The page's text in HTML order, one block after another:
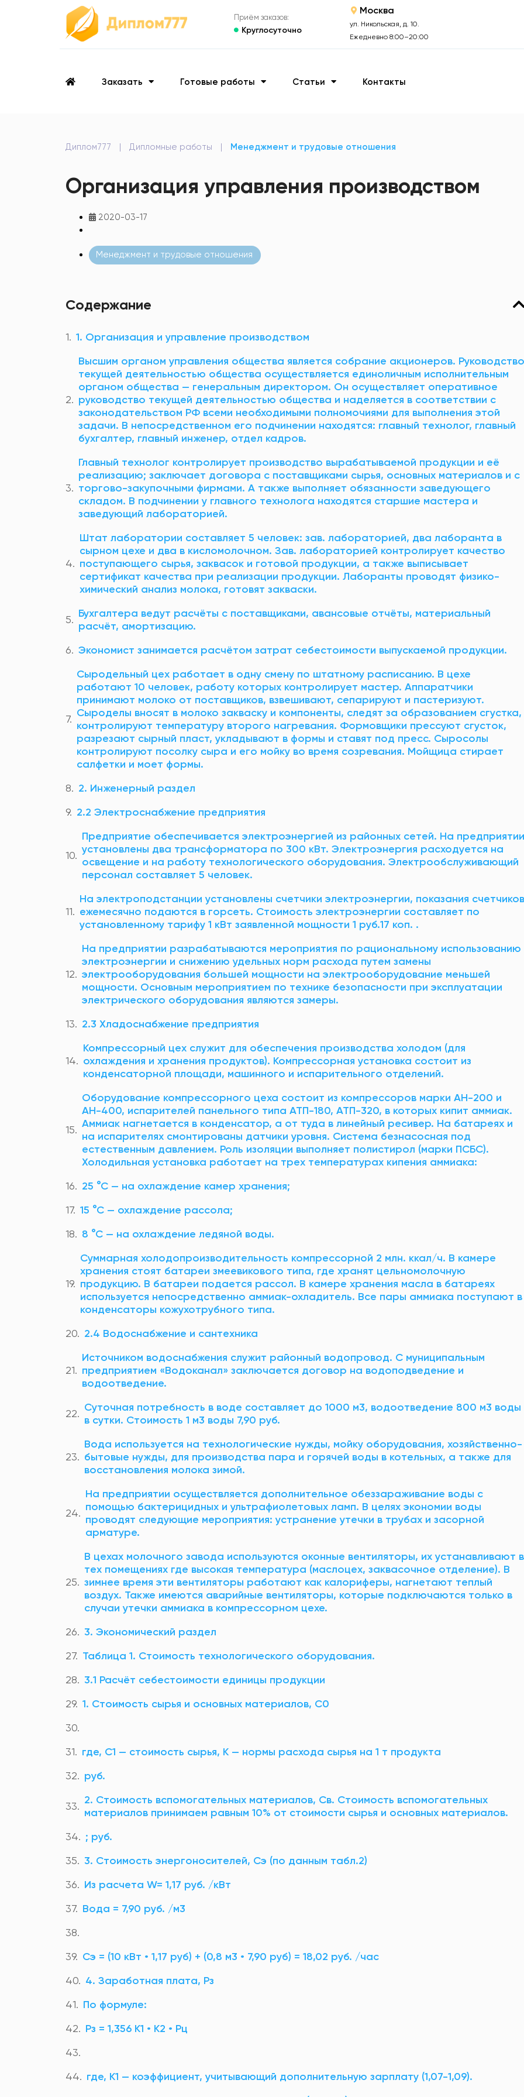
Приём заказов:
Круглосуточно
Москва
ул. Никольская, д. 10.
Ежедневно 8:00–20:00
Заказать Готовые работы Статьи Контакты
Диплом777 | Дипломные работы | Менеджмент и трудовые отношения
Организация управления производством
2020-03-17
Менеджмент и трудовые отношения
Содержание
1. Организация и управление производством
Высшим органом управления общества является собрание акционеров. Руководство
текущей деятельностью общества осуществляется единоличным исполнительным
органом общества — генеральным директором. Он осуществляет оперативное
руководство текущей деятельностью общества и наделяется в соответствии с
законодательством РФ всеми необходимыми полномочиями для выполнения этой
задачи. В непосредственном его подчинении находятся: главный технолог, главный
бухгалтер, главный инженер, отдел кадров.
Главный технолог контролирует производство вырабатываемой продукции и её
реализацию; заключает договора с поставщиками сырья, основных материалов и с
торгово-закупочными фирмами. А также выполняет обязанности заведующего
складом. В подчинении у главного технолога находятся старшие мастера и
заведующий лабораторией.
Штат лаборатории составляет 5 человек: зав. лабораторией, два лаборанта в
сырном цехе и два в кисломолочном. Зав. лабораторией контролирует качество
поступающего сырья, заквасок и готовой продукции, а также выписывает
сертификат качества при реализации продукции. Лаборанты проводят физико-
химический анализ молока, готовят закваски.
Бухгалтера ведут расчёты с поставщиками, авансовые отчёты, материальный
расчёт, амортизацию.
Экономист занимается расчётом затрат себестоимости выпускаемой продукции.
Сыродельный цех работает в одну смену по штатному расписанию. В цехе
работают 10 человек, работу которых контролирует мастер. Аппаратчики
принимают молоко от поставщиков, взвешивают, сепарируют и пастеризуют.
Сыроделы вносят в молоко закваску и компоненты, следят за образованием сгустка,
контролируют температуру второго нагревания. Формовщики прессуют сгусток,
разрезают сырный пласт, укладывают в формы и ставят под пресс. Сыросолы
контролируют посолку сыра и его мойку во время созревания. Мойщица стирает
салфетки и моет формы.
2. Инженерный раздел
2.2 Электроснабжение предприятия
Предприятие обеспечивается электроэнергией из районных сетей. На предприятии
установлены два трансформатора по 300 кВт. Электроэнергия расходуется на
освещение и на работу технологического оборудования. Электрообслуживающий
персонал составляет 5 человек.
На электроподстанции установлены счетчики электроэнергии, показания счетчиков
ежемесячно подаются в горсеть. Стоимость электроэнергии составляет по
установленному тарифу 1 кВт заявленной мощности 1 руб.17 коп. .
На предприятии разрабатываются мероприятия по рациональному использованию
электроэнергии и снижению удельных норм расхода путем замены
электрооборудования большей мощности на электрооборудование меньшей
мощности. Основным мероприятием по технике безопасности при эксплуатации
электрического оборудования являются замеры.
2.3 Хладоснабжение предприятия
Компрессорный цех служит для обеспечения производства холодом (для
охлаждения и хранения продуктов). Компрессорная установка состоит из
конденсаторной площади, машинного и испарительного отделений.
Оборудование компрессорного цеха состоит из компрессоров марки АН-200 и
АН-400, испарителей панельного типа АТП-180, АТП-320, в которых кипит аммиак.
Аммиак нагнетается в конденсатор, а от туда в линейный ресивер. На батареях и
на испарителях смонтированы датчики уровня. Система безнасосная под
естественным давлением. Роль изоляции выполняет полистирол (марки ПСБС).
Холодильная установка работает на трех температурах кипения аммиака:
25 °С — на охлаждение камер хранения;
15 °С — охлаждение рассола;
8 °С — на охлаждение ледяной воды.
Суммарная холодопроизводительность компрессорной 2 млн. ккал/ч. В камере
хранения стоят батареи змеевикового типа, где хранят цельномолочную
продукцию. В батареи подается рассол. В камере хранения масла в батареях
используется непосредственно аммиак-охладитель. Все пары аммиака поступают в
конденсаторы кожухотрубного типа.
2.4 Водоснабжение и сантехника
Источником водоснабжения служит районный водопровод. С муниципальным
предприятием «Водоканал» заключается договор на водоподведение и
водоотведение.
Суточная потребность в воде составляет до 1000 м3, водоотведение 800 м3 воды
в сутки. Стоимость 1 м3 воды 7,90 руб.
Вода используется на технологические нужды, мойку оборудования, хозяйственно-
бытовые нужды, для производства пара и горячей воды в котельных, а также для
восстановления молока зимой.
На предприятии осуществляется дополнительное обеззараживание воды с
помощью бактерицидных и ультрафиолетовых ламп. В целях экономии воды
проводят следующие мероприятия: устранение утечки в трубах и засорной
арматуре.
В цехах молочного завода используются оконные вентиляторы, их устанавливают в
тех помещениях где высокая температура (маслоцех, заквасочное отделение). В
зимнее время эти вентиляторы работают как калориферы, нагнетают теплый
воздух. Также имеются аварийные вентиляторы, которые подключаются только в
случаи утечки аммиака в компрессорном цехе.
3. Экономический раздел
Таблица 1. Стоимость технологического оборудования.
3.1 Расчёт себестоимости единицы продукции
1. Стоимость сырья и основных материалов, С0
где, С1 — стоимость сырья, К — нормы расхода сырья на 1 т продукта
руб.
2. Стоимость вспомогательных материалов, Св. Стоимость вспомогательных
материалов принимаем равным 10% от стоимости сырья и основных материалов.
; руб.
3. Стоимость энергоносителей, Сэ (по данным табл.2)
Из расчета W= 1,17 руб. /кВт
Вода = 7,90 руб. /м3
Сэ = (10 кВт • 1,17 руб) + (0,8 м3 • 7,90 руб) = 18,02 руб. /час
4. Заработная плата, Рз
По формуле:
Рз = 1,356 К1 • К2 • Рц
где, К1 — коэффициент, учитывающий дополнительную зарплату (1,07-1,09).